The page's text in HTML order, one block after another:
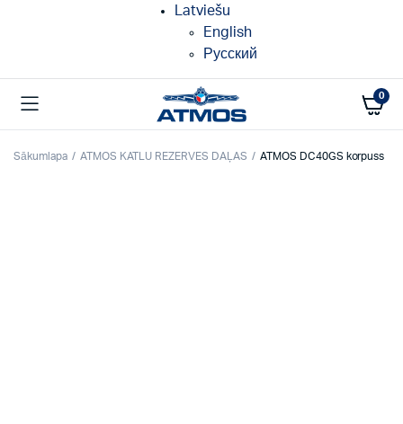
Latviešu
English
Русский
0
Sākumlapa ATMOS KATLU REZERVES DAĻAS ATMOS DC40GS korpuss